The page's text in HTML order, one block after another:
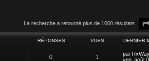
La recherche a retourné plus de 1000 résultats
RÉPONSES VUES DERNIER
0 1 par
ven. août